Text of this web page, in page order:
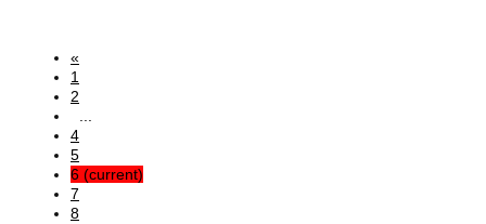
«
1
2
4
5
6 (current)
7
8